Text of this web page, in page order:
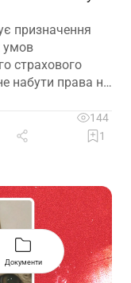
призначення
умов
страхового
набути права на
144
1
Документи